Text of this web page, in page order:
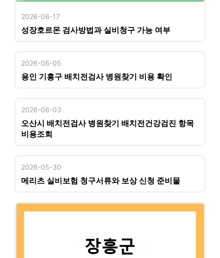
2026-06-17
성장호르몬 검사방법과 실비청구 가능 여부
2026-06-05
용인 기흥구 배치전검사 병원찾기 비용 확인
2026-06-03
오산시 배치전검사 병원찾기 배치전건강검진 항목
비용조회
2026-05-30
메리츠 실비보험 청구서류와 보상 신청 준비물